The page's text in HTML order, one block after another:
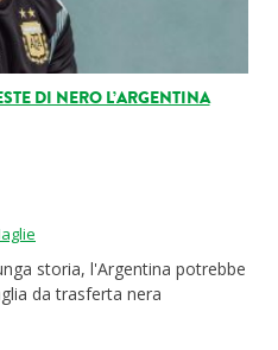
ViralDI NERO L’ARGENTINA
storia, l'Argentina potrebbe
da trasferta nera